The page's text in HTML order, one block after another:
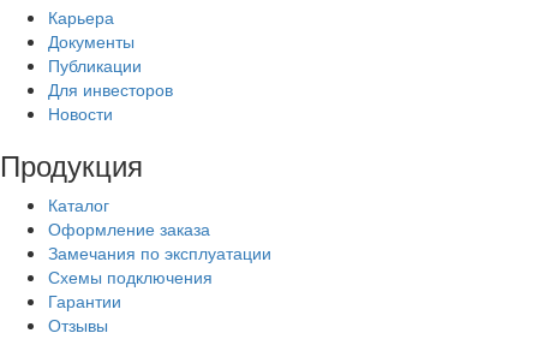
Карьера
Документы
Публикации
Для инвесторов
Новости
Продукция
Каталог
Оформление заказа
Замечания по эксплуатации
Схемы подключения
Гарантии
Отзывы